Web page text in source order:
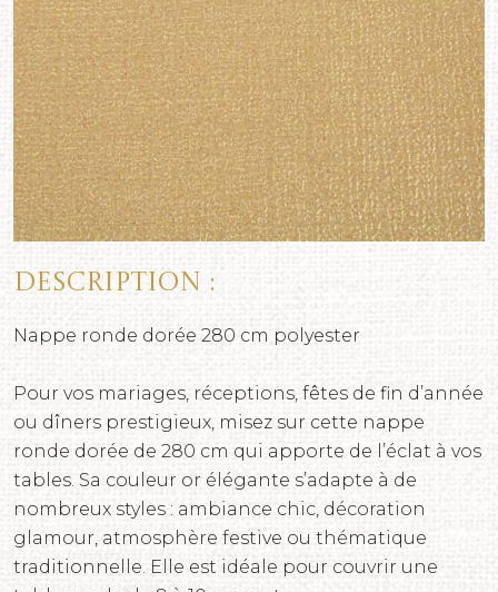
Description :
Nappe ronde dorée 280 cm polyester
Pour vos mariages, réceptions, fêtes de fin d’année
ou dîners prestigieux, misez sur cette nappe
ronde dorée de 280 cm qui apporte de l’éclat à vos
tables. Sa couleur or élégante s’adapte à de
nombreux styles : ambiance chic, décoration
glamour, atmosphère festive ou thématique
traditionnelle. Elle est idéale pour couvrir une